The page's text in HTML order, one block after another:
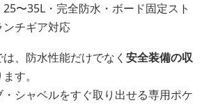
25〜35L・完全防水・ボード固定スト
チギア対応
、防水性能だけでなく 安全装備の収
す。
シャベルをすぐ取り出せる専用ポケ